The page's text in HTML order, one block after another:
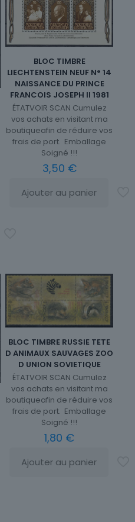
BLOC TIMBRE
LIECHTENSTEIN NEUF N° 14
NAISSANCE DU PRINCE
FRANCOIS JOSEPH II 1981
ÉTATVOIR SCAN Cumulez
vos achats en visitant ma
boutiqueafin de réduire vos
frais de port. Emballage
Soigné !!!
3,50 €
Ajouter au panier
BLOC TIMBRE RUSSIE TETE
D ANIMAUX SAUVAGES ZOO
D UNION SOVIETIQUE
ÉTATVOIR SCAN Cumulez
vos achats en visitant ma
boutiqueafin de réduire vos
frais de port. Emballage
Soigné !!!
1,80 €
Ajouter au panier